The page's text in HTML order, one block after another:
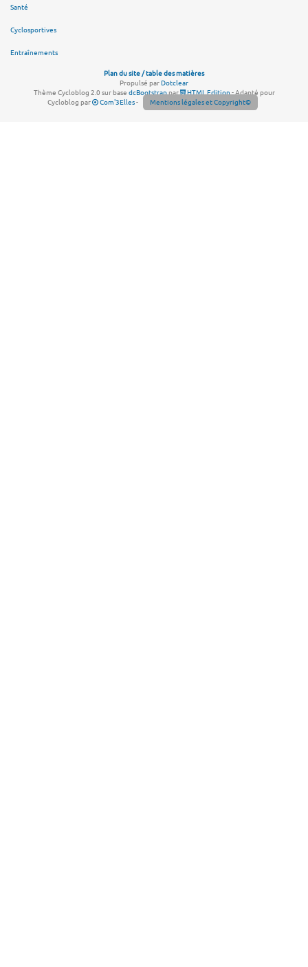
Santé
Cyclosportives
Entraînements
Plan du site / table des matières
Propulsé parDotclear
Thème Cycloblog 2.0 sur base dcBootstrappar HTML Edition- Adapté pour
Cycloblog par
Com'3Elles- Mentions légales et Copyright©